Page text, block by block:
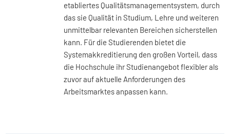
etabliertes Qualitätsmanagementsystem, durch
das sie Qualität in Studium, Lehre und weiteren
unmittelbar relevanten Bereichen sicherstellen
kann. Für die Studierenden bietet die
Systemakkreditierung den großen Vorteil, dass
die Hochschule ihr Studienangebot flexibler als
zuvor auf aktuelle Anforderungen des
Arbeitsmarktes anpassen kann.